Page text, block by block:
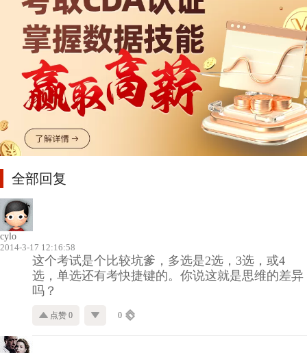
全部回复
cylo
2014-3-17 12:16:58
这个考试是个比较坑爹，多选是2选，3选，或4
选，单选还有考快捷键的。你说这就是思维的差异
吗？
点赞 0 0